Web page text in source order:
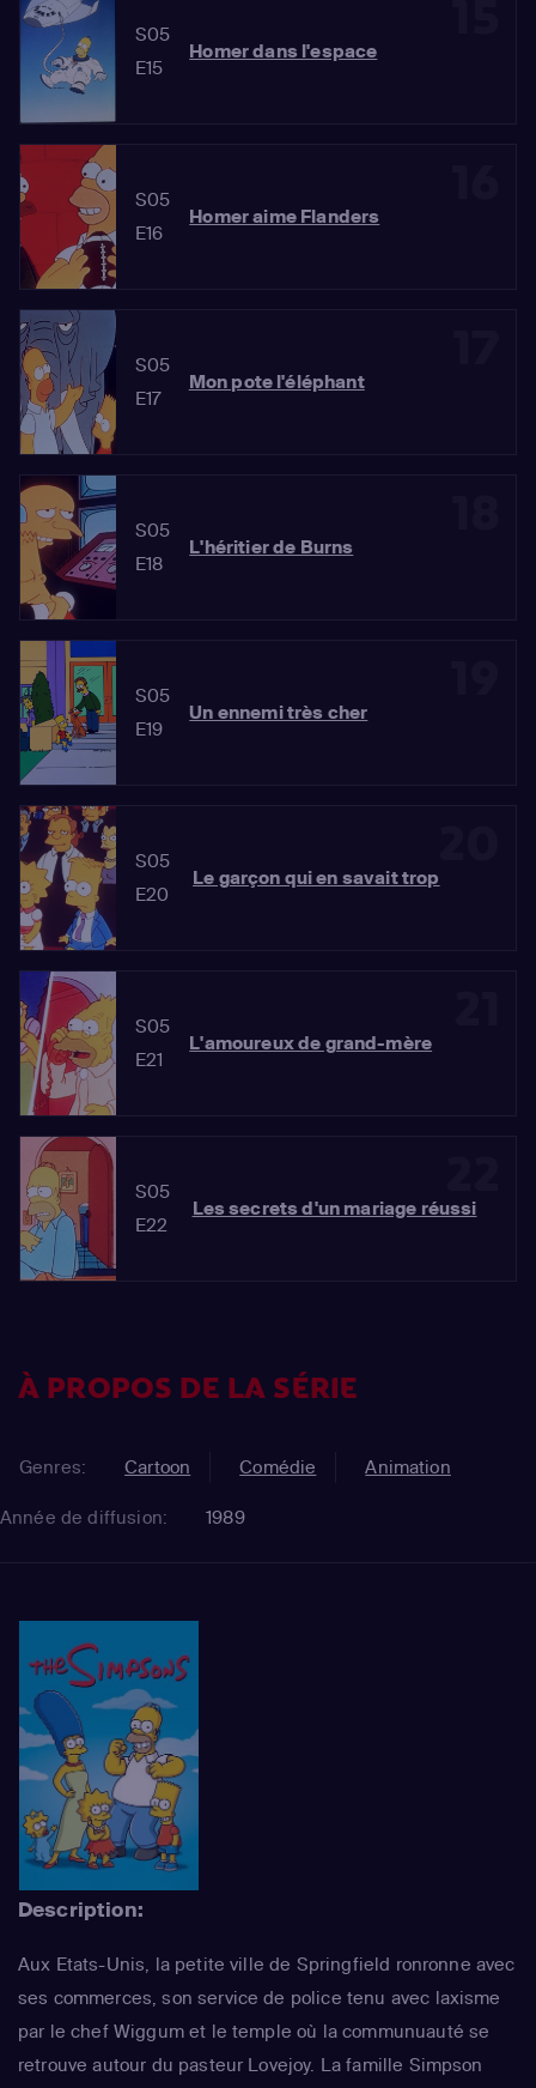
S05
E15
Homer dans l'espace
S05
E16
Homer aime Flanders
S05
E17
Mon pote l'éléphant
S05
E18
L'héritier de Burns
S05
E19
Un ennemi très cher
S05
E20
Le garçon qui en savait trop
S05
E21
L'amoureux de grand-mère
S05
E22
Les secrets d'un mariage réussi
À PROPOS DE LA SÉRIE
Genres: Cartoon Comédie Animation
Année de diffusion: 1989
Description:
Aux Etats-Unis, la petite ville de Springfield ronronne avec
ses commerces, son service de police tenu avec laxisme
par le chef Wiggum et le temple où la communuauté se
retrouve autour du pasteur Lovejoy. La famille Simpson